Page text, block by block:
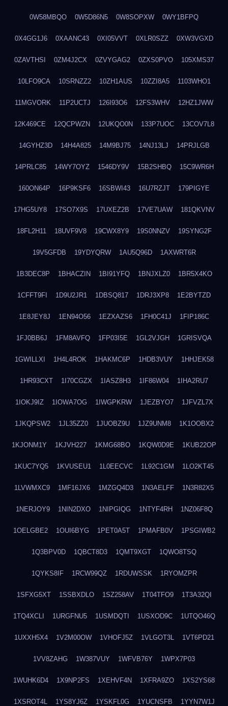
0W58MBQO 0W5D86N5 0W8SOPXW 0WY1BFPQ
0X4GG1J6 0XAANC43 0XI05VVT 0XLR0SZZ 0XW3VGXD
0ZAVTHSI 0ZM4J2CX 0ZVYGAG2 0ZXS0PVO 105XMS37
10LFO9CA 10SRNZZ2 10ZH1AUS 10ZZI8A5 1103WHO1
11MGVORK 11P2UCTJ 126I93O6 12FS3WHV 12HZ1JWW
12K469CE 12QCPWZN 12UKQO0N 133P7UOC 13COV7L8
14GYHZ3D 14H4A825 14M9BJ75 14NJ13LJ 14PRJLGB
14PRLC85 14WY7OYZ 1546DY9V 15B2SHBQ 15C9WR6H
160ON64P 16P9KSF6 16SBWI43 16U7RZJT 179PIGYE
17HG5UY8 17SO7X9S 17UXEZ2B 17VE7UAW 181QKVNV
18FL2H11 18UVF9V8 19CWX8Y9 19S0NNZV 19SYNG2F
19V5GFDB 19YDYQRW 1AU5Q96D 1AXWRT6R
1B3DEC8P 1BHACZIN 1BI91YFQ 1BNJXLZ0 1BR5X4KO
1CFFT9FI 1D9U2JR1 1DBSQ817 1DRJ3XP8 1E2BYTZD
1E8JEY8J 1EN94O56 1EZXAZS6 1FH0C41J 1FIP186C
1FJ0BB6J 1FM8AVFQ 1FP03I5E 1GL2VJGH 1GRISVQA
1GWILLXI 1H4L4ROK 1HAKMC6P 1HDB3VUY 1HHJEK58
1HR93CXT 1I70CGZX 1IASZ8H3 1IF86W04 1IHA2RU7
1IOKJ9IZ 1IOWA7OG 1IWGPKRW 1JEZBYO7 1JFVZL7X
1JKQPSW2 1JL35ZZ0 1JUOBZ9U 1JZ9UNM8 1K1OOBX2
1KJONM1Y 1KJVH227 1KMG68BO 1KQW0D9E 1KUB22OP
1KUC7YQ5 1KVUSEU1 1L0EECVC 1L92C1GM 1LO2KT45
1LVWMXC9 1MF16JX6 1MZGQ4D3 1N3AELFF 1N3R82X5
1NERJOY9 1NIN2DXO 1NIPGIQG 1NTYF4RH 1NZ06F8Q
1OELGBE2 1OUI6BYG 1PET0A5T 1PMAFB0V 1PSGIWB2
1Q3BPV0D 1QBCT8D3 1QMT9XGT 1QWO8TSQ
1QYKS8IF 1RCW99QZ 1RDUWSSK 1RYOMZPR
1SFXG5XT 1SSBXDLO 1SZ258AV 1T04TFO9 1T3A32QI
1TQ4XCLI 1URGFNU5 1USMDQTI 1USXOD9C 1UTQO46Q
1UXXH5X4 1V2M00OW 1VHOFJ5Z 1VLGOT3L 1VT6PD21
1VV8ZAHG 1W387VUY 1WFVB76Y 1WPX7P03
1WUHK6D4 1X9NP2FS 1XEHVF4N 1XFRA9ZO 1XS2YS68
1XSROT4L 1YS8YJ6Z 1YSKFL0G 1YUCNSFB 1YYN7W1J